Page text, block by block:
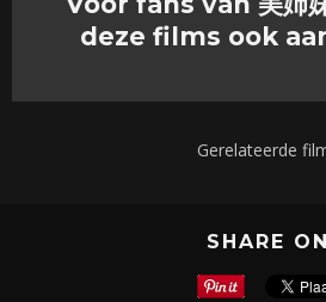
deze films ook
Gerelateerde
SHARE ON